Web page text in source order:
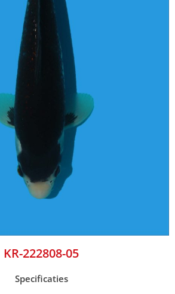
KR-222808-05
Specificaties